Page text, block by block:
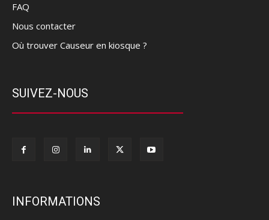
FAQ
Nous contacter
Où trouver Causeur en kiosque ?
SUIVEZ-NOUS
INFORMATIONS